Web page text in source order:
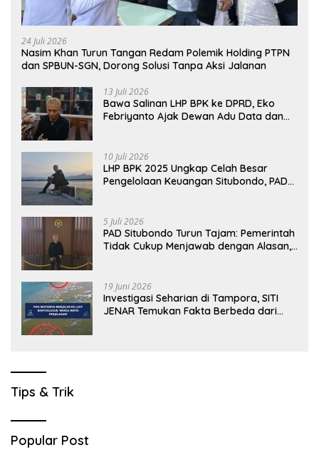
24 Juli 2026
Nasim Khan Turun Tangan Redam Polemik Holding PTPN
dan SPBUN-SGN, Dorong Solusi Tanpa Aksi Jalanan
13 Juli 2026
Bawa Salinan LHP BPK ke DPRD, Eko
Febriyanto Ajak Dewan Adu Data dan
10 Juli 2026
LHP BPK 2025 Ungkap Celah Besar
Pengelolaan Keuangan Situbondo, PAD
5 Juli 2026
PAD Situbondo Turun Tajam: Pemerintah
Tidak Cukup Menjawab dengan Alasan,
19 Juni 2026
Investigasi Seharian di Tampora, SITI
JENAR Temukan Fakta Berbeda dari
Tips & Trik
Popular Post